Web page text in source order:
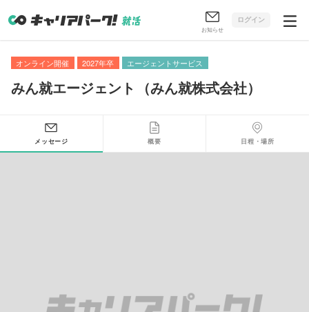
お知らせ
ログイン
オンライン開催 2027年卒 エージェントサービス
みん就エージェント （みん就株式会社）
メッセージ 概要 日程・場所